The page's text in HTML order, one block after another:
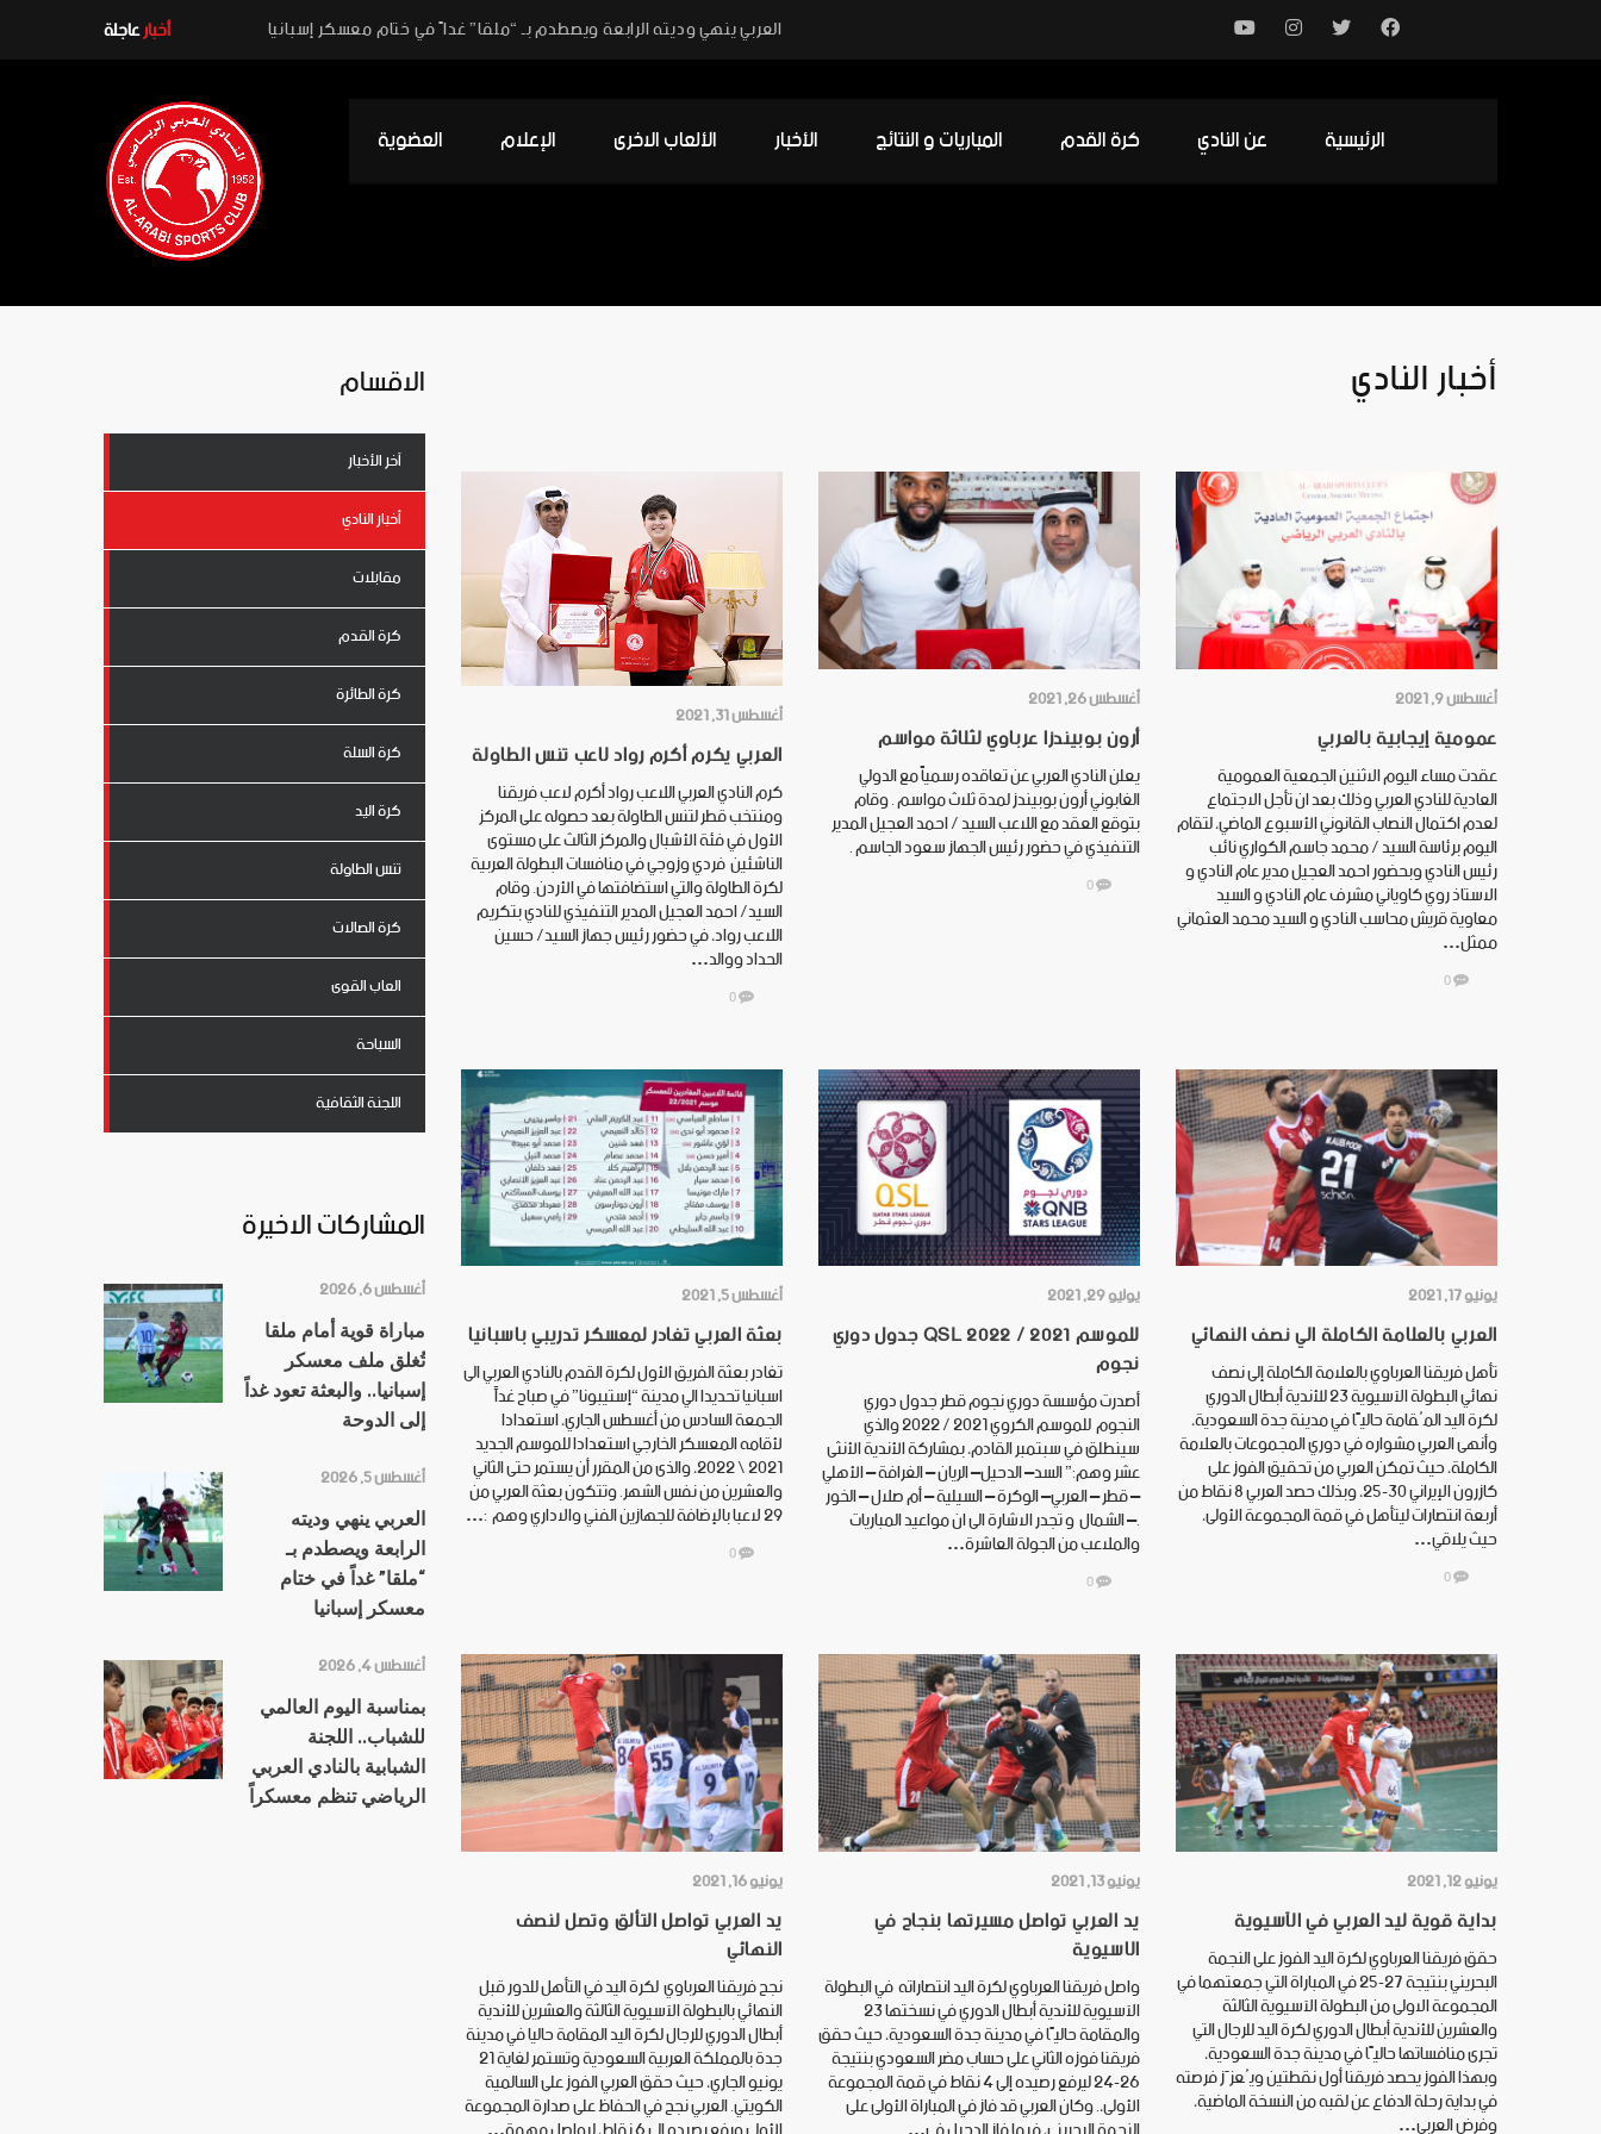
أخبارعاجلة العربي ينهي وديته الرابعة ويصطدم بـ “ملقا” غداً في ختام معسكر إسبانيا
الرئيسية عن النادي كرة القدم المباريات و النتائج الأخبار الألعاب الاخرى الإعلام العضوية
أخبار النادي
أغسطس 31, 2021
العربي يكرم أكرم رواد لاعب تنس الطاولة
كرم النادي العربي اللاعب رواد أكرم لاعب فريقنا
ومنتخب قطر لتنس الطاولة بعد حصوله على المركز
الأول في فئة الأشبال والمركز الثالث على مستوى
الناشئين فردي وزوجي في منافسات البطولة العربية
لكرة الطاولة والتي استضافتها في الأردن. وقام
السيد/ احمد العجيل المدير التنفيذي للنادي بتكريم
اللاعب رواد، في حضور رئيس جهاز السيد/ حسين
الحداد ووالد…
0
أغسطس 26, 2021
أرون بوبيندزا عرباوي لثلاثة مواسم
يعلن النادي العربي عن تعاقده رسمياً مع‏ الدولي
الغابوني أرون بوبيندز لمدة ثلاث مواسم . وقام
بتوقع العقد مع اللاعب السيد / احمد العجيل المدير
التنفيذي في حضور رئيس الجهاز سعود الجاسم .
0
أغسطس 9, 2021
عمومية إيجابية بالعربي
عقدت مساء اليوم الاثنين الجمعية العمومية
العادية للنادي العربي وذلك بعد ان تأجل الاجتماع
لعدم اكتمال النصاب القانوني الأسبوع الماضي، لتقام
اليوم برئاسة السيد / محمد جاسم الكواري نائب
رئيس النادي وبحضور احمد العجيل مدير عام النادي و
الاستاذ روي كاوياني مشرف عام النادي و السيد
معاوية قريش محاسب النادي و السيد محمد العثماني
ممثل…
0
أغسطس 5, 2021
بعثة العربي تغادر لمعسكر تدريبي باسبانيا
تغادر بعثة الفريق الأول لكرة القدم بالنادي العربي الى
اسبانيا تحديدا الي مدينة “إستيبونا” في صباح غداً
الجمعة السادس من أغسطس الجاري، استعدادا
لأقامه المعسكر الخارجي استعدادا للموسم الجديد
2021 \ 2022، والذى من المقرر أن يستمر حتى الثاني
والعشرين من نفس الشهر. وتتكون بعثة العربي من
29 لاعبا بالإضافة للجهازين الفني والاداري وهم :…
0
يوليو 29, 2021
للموسم 2021 / 2022 QSL جدول دوري
نجوم
أصدرت مؤسسة دوري نجوم قطر جدول دوري
النجوم للموسم الكروي 2021 / 2022 والذي
سينطلق في سبتمبر القادم، بمشاركة الأندية الأنثى
عشر وهم:” السد– الدحيل– الريان – الغرافة – الأهلي
– قطر – العربي– الوكرة – السيلية – أم صلال – الخور
.– الشمال و تجدر الاشارة الى ان مواعيد المباريات
والملاعب من الجولة العاشرة…
0
يونيو 17, 2021
العربي بالعلامة الكاملة الي نصف النهائي
تأهل فريقنا العرباوي بالعلامة الكاملة إلى نصف
نهائي البطولة الآسيوية 23 للأندية أبطال الدوري
لكرة اليد المُقامة حاليًا في مدينة جدة السعودية،
وأنهى العربي مشواره في دوري المجموعات بالعلامة
الكاملة، حيث تمكن العربي من تحقيق الفوز على
كازرون الإيراني 30-25، وبذلك حصد العربي 8 نقاط من
أربعة انتصارات ليتأهل في قمة المجموعة الأولى،
حيث يلاقي…
0
يونيو 16, 2021
يد العربي تواصل التألق وتصل لنصف
النهائي
نجح فريقنا العرباوي لكرة اليد في التأهل للدور قبل
النهائي بالبطولة الآسيوية الثالثة والعشرين للأندية
أبطال الدوري للرجال لكرة اليد المقامة حاليا في مدينة
جدة بالمملكة العربية السعودية وتستمر لغاية 21
يونيو الجاري، حيث حقق العربي الفوز على السالمية
الكويتي. العربي نجح في الحفاظ على صدارة المجموعة
يونيو 13, 2021
يد العربي تواصل مسيرتها بنجاح في
الاسيوية
واصل فريقنا العرباوي لكرة اليد انتصاراته في البطولة
الآسيوية للأندية أبطال الدوري في نسختها 23
والمقامة حاليًا في مدينة جدة السعودية، حيث حقق
فريقنا فوزه الثاني على حساب مضر السعودي بنتيجة
26-24 ليرفع رصيده إلى 4 نقاط في قمة المجموعة
الأولى،. وكان العربي قد فاز في المباراة الأولى على
يونيو 12, 2021
بداية قوية ليد العربي في الآسيوية
حقق فريقنا العرباوي لكرة اليد الفوز على النجمة
البحريني بنتيجة 27-25 في المباراة التي جمعتهما في
المجموعة الاولى من البطولة الآسيوية الثالثة
والعشرين للأندية أبطال الدوري لكرة اليد للرجال التي
تجرى منافساتها حاليًا في مدينة جدة السعودية،
وبهذا الفوز يحصد فريقنا أول نقطتين ويُعزّز فرصته
في بداية رحلة الدفاع عن لقبه من النسخة الماضية،
الاقسام
آخر الأخبار
أخبار النادي
مقابلات
كرة القدم
كرة الطائرة
كرة السلة
كرة اليد
تنس الطاولة
كرة الصالات
العاب القوى
السباحة
اللجنة الثقافية
المشاركات الاخيرة
أغسطس 6, 2026
مباراة قوية أمام ملقا
تُغلق ملف معسكر
إسبانيا.. والبعثة تعود غداً
إلى الدوحة
أغسطس 5, 2026
العربي ينهي وديته
الرابعة ويصطدم بـ
“ملقا” غداً في ختام
معسكر إسبانيا
أغسطس 4, 2026
بمناسبة اليوم العالمي
للشباب.. اللجنة
الشبابية بالنادي العربي
الرياضي تنظم معسكراً